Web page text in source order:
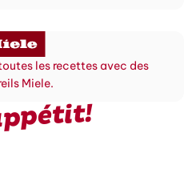
les recettes avec des
Miele.